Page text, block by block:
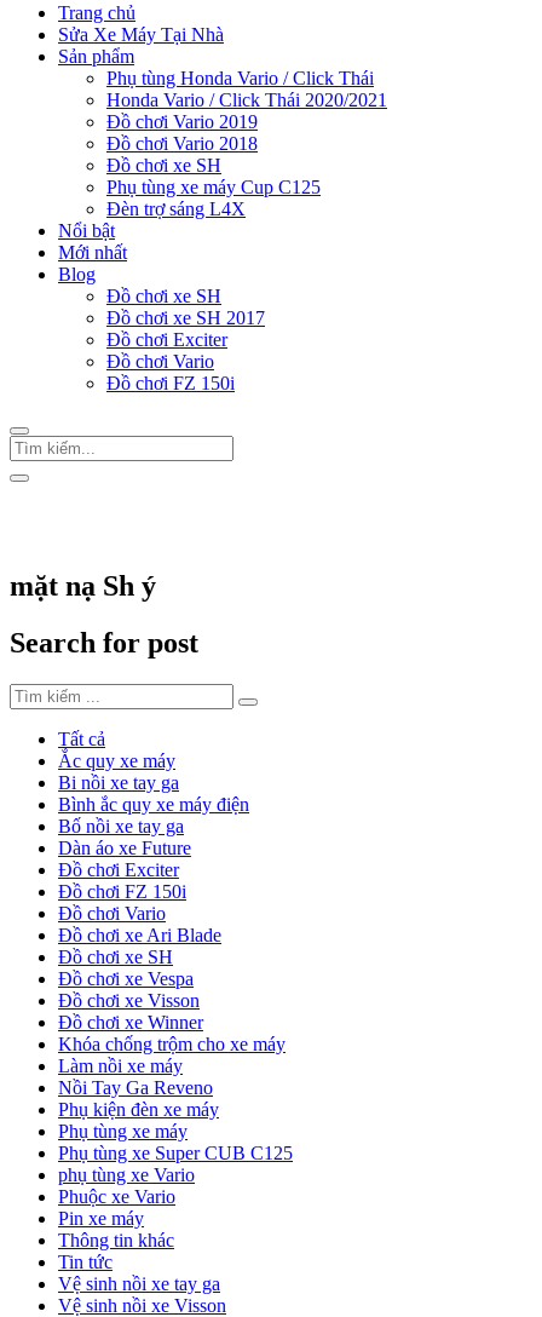
Trang chủ
Sửa Xe Máy Tại Nhà
Sản phẩm
Phụ tùng Honda Vario / Click Thái
Honda Vario / Click Thái 2020/2021
Đồ chơi Vario 2019
Đồ chơi Vario 2018
Đồ chơi xe SH
Phụ tùng xe máy Cup C125
Đèn trợ sáng L4X
Nổi bật
Mới nhất
Blog
Đồ chơi xe SH
Đồ chơi xe SH 2017
Đồ chơi Exciter
Đồ chơi Vario
Đồ chơi FZ 150i
mặt nạ Sh ý
Search for post
Tất cả
Ắc quy xe máy
Bi nồi xe tay ga
Bình ắc quy xe máy điện
Bố nồi xe tay ga
Dàn áo xe Future
Đồ chơi Exciter
Đồ chơi FZ 150i
Đồ chơi Vario
Đồ chơi xe Ari Blade
Đồ chơi xe SH
Đồ chơi xe Vespa
Đồ chơi xe Visson
Đồ chơi xe Winner
Khóa chống trộm cho xe máy
Làm nồi xe máy
Nồi Tay Ga Reveno
Phụ kiện đèn xe máy
Phụ tùng xe máy
Phụ tùng xe Super CUB C125
phụ tùng xe Vario
Phuộc xe Vario
Pin xe máy
Thông tin khác
Tin tức
Vệ sinh nồi xe tay ga
Vệ sinh nồi xe Visson